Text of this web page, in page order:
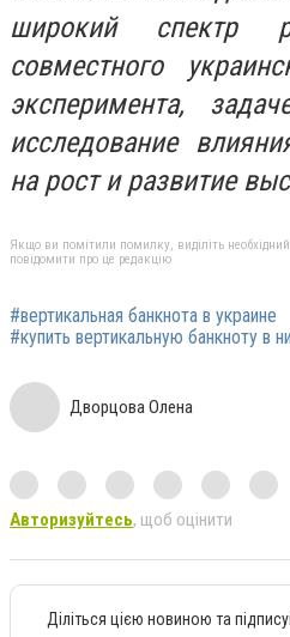
широкий спектр
совместного
эксперимента,
исследование
на рост и развитие
Якщо ви помітили помилку, виділіть
повідомити про це редакцію
#вертикальная банкнота в украине
#купить вертикальную банкноту в
Дворцова Олена
Авторизуйтесь, щоб оцінити
Діліться цією новиною та